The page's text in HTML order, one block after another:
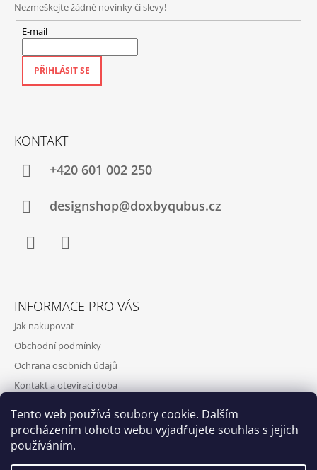
Tento web používá soubory cookie. Dalším
procházením tohoto webu vyjadřujete souhlas s jejich
používáním.
Nezmeškejte žádné novinky či slevy!
E-mail
PŘIHLÁSIT SE
KONTAKT
+420‭ 601 002 250
designshop@doxbyqubus.cz
INFORMACE PRO VÁS
Jak nakupovat
Obchodní podmínky
Ochrana osobních údajů
Kontakt a otevírací doba
O nás